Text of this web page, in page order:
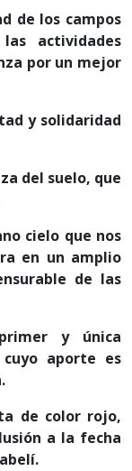
de los campos
actividades
por un mejor
y solidaridad
del suelo, que
cielo que nos
en un amplio
de las
y única
aporte es
de color rojo,
a la fecha